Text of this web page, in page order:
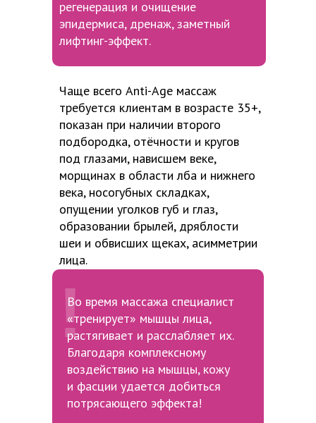
регенерация и очищение
эпидермиса, дренаж, заметный
лифтинг-эффект.
Чаще всего Anti-Age массаж
требуется клиентам в возрасте 35+,
показан при наличии второго
подбородка, отёчности и кругов
под глазами, нависшем веке,
морщинах в области лба и нижнего
века, носогубных складках,
опущении уголков губ и глаз,
образовании брылей, дряблости
шеи и обвисших щеках, асимметрии
лица.
Во время массажа специалист
«тренирует» мышцы лица,
растягивает и расслабляет их.
Благодаря комплексному
воздействию на мышцы, кожу
и фасции удается добиться
потрясающего эффекта!
!